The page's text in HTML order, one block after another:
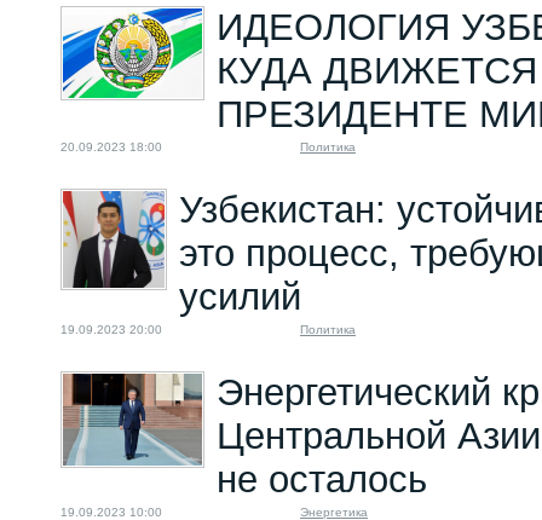
ИДЕОЛОГИЯ
КУДА
ПРЕЗИДЕНТЕ
20.09.2023 18:00 Политика
Узбекистан:
это процесс,
усилий
19.09.2023 20:00 Политика
Энергетический
Центральной
не осталось
19.09.2023 10:00 Энергетика